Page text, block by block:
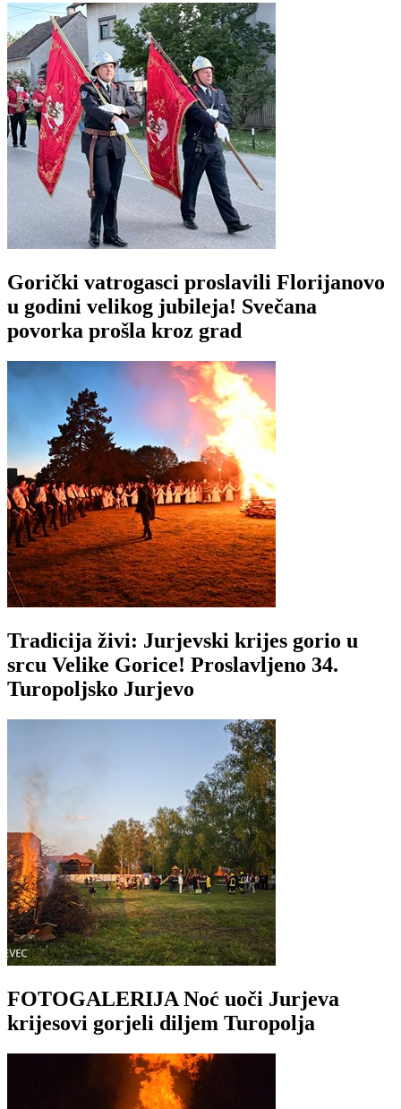
Gorički vatrogasci proslavili Florijanovo
u godini velikog jubileja! Svečana
povorka prošla kroz grad
Tradicija živi: Jurjevski krijes gorio u
srcu Velike Gorice! Proslavljeno 34.
Turopoljsko Jurjevo
FOTOGALERIJA Noć uoči Jurjeva
krijesovi gorjeli diljem Turopolja